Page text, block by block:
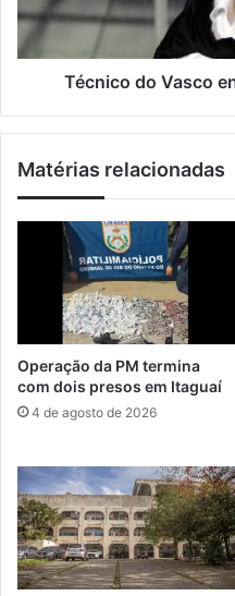
lo
n
o
d
o
o
d
o
o
e
n
p
s
u
r
a
d
o
t
Técnico do Vasco
Matérias relacionadas
Operação da PM termina
com dois presos em Itaguaí
4 de agosto de 2026